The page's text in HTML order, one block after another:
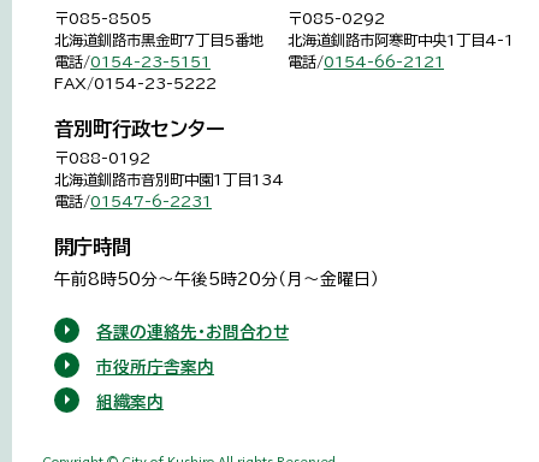
〒085-8505
北海道釧路市黒金町7丁目5番地
電話/0154-23-5151
FAX/0154-23-5222
〒085-0292
北海道釧路市阿寒町中央1丁目4-1
電話/0154-66-2121
音別町行政センター
〒088-0192
北海道釧路市音別町中園1丁目134
電話/01547-6-2231
開庁時間
午前8時50分～午後5時20分（月～金曜日）
各課の連絡先・お問合わせ
市役所庁舎案内
組織案内